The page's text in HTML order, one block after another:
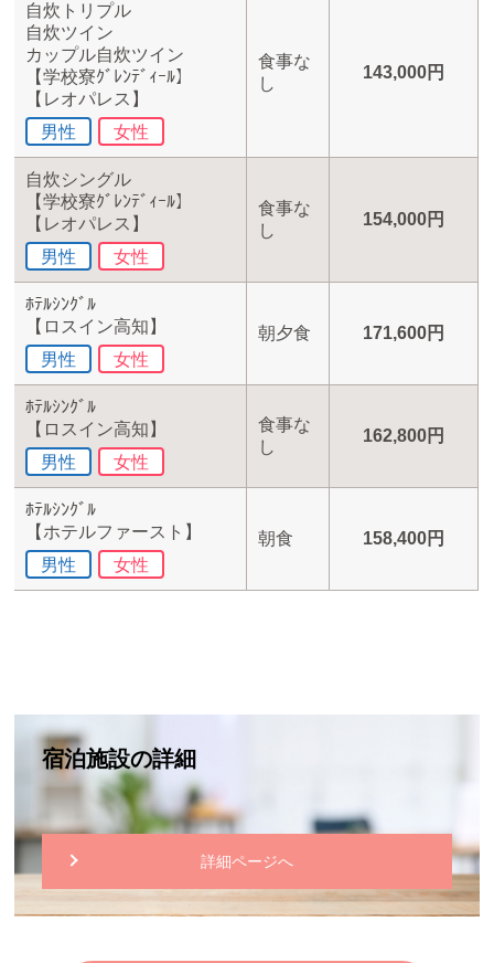
自炊トリプル
自炊ツイン
カップル自炊ツイン
【学校寮ｸﾞﾚﾝﾃﾞｨｰﾙ】
【レオパレス】
男性
女性
食事な
し
143,000円
自炊シングル
【学校寮ｸﾞﾚﾝﾃﾞｨｰﾙ】
【レオパレス】
男性
女性
食事な
し
154,000円
ﾎﾃﾙｼﾝｸﾞﾙ
【ロスイン高知】
男性
女性
朝夕食 171,600円
ﾎﾃﾙｼﾝｸﾞﾙ
【ロスイン高知】
男性
女性
食事な
し
162,800円
ﾎﾃﾙｼﾝｸﾞﾙ
【ホテルファースト】
男性
女性
朝食 158,400円
宿泊施設の詳細
詳細ページへ